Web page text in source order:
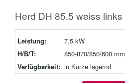
Herd DH 85.5 weiss links
Leistung:
7,5 kW
H/B/T:
850-870/850/600 mm
Verfügbarkeit: in Kürze lagernd